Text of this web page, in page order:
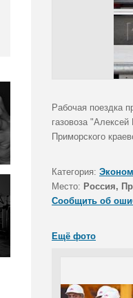
Рабочая поездка
газовоза
Приморского
Категория:
Место: Россия,
Сообщить об
Ещё фото